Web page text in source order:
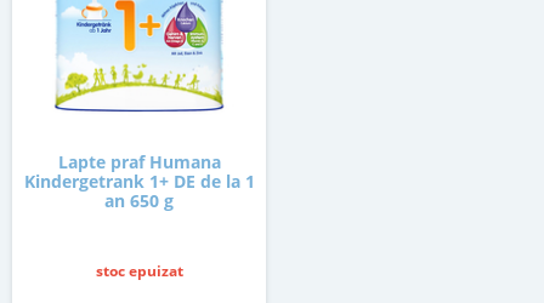
Lapte praf Humana
Kindergetrank 1+ DE de la 1
an 650 g
stoc epuizat